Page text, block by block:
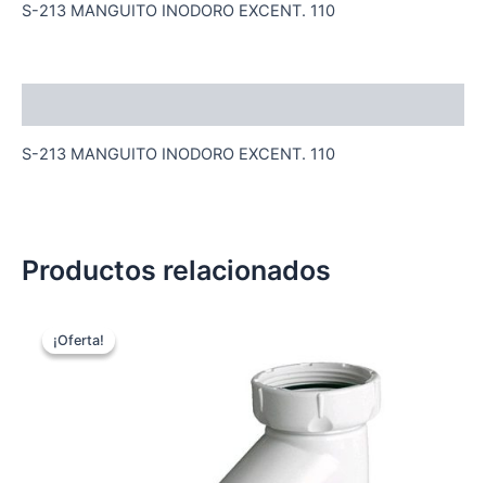
S-213 MANGUITO INODORO EXCENT. 110
S-213 MANGUITO INODORO EXCENT. 110
Productos relacionados
¡Oferta!
¡Oferta!